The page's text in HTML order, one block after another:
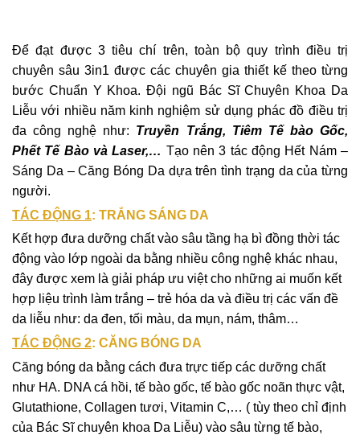
Để đạt được 3 tiêu chí trên, toàn bộ quy trình điều trị
chuyên sâu 3in1 được các chuyên gia thiết kế theo từng
bước Chuẩn Y Khoa. Đội ngũ Bác Sĩ Chuyên Khoa Da
Liễu với nhiều năm kinh nghiệm sử dụng phác đồ điều trị
đa công nghệ như: Truyền Trắng, Tiêm Tế bào Gốc,
Phết Tế Bào và Laser,… Tạo nên 3 tác động Hết Nám –
Sáng Da – Căng Bóng Da dựa trên tình trạng da của từng
người.
TÁC ĐỘNG 1: TRẮNG SÁNG DA
Kết hợp đưa dưỡng chất vào sâu tầng hạ bì đồng thời tác
động vào lớp ngoài da bằng nhiều công nghệ khác nhau,
đây được xem là giải pháp ưu việt cho những ai muốn kết
hợp liệu trình làm trắng – trẻ hóa da và điều trị các vấn đề
da liễu như: da đen, tối màu, da mụn, nám, thâm…
TÁC ĐỘNG 2: CĂNG BÓNG DA
Căng bóng da bằng cách đưa trực tiếp các dưỡng chất
như HA. DNA cá hồi, tế bào gốc, tế bào gốc noãn thực vật,
Glutathione, Collagen tươi, Vitamin C,… ( tùy theo chỉ định
của Bác Sĩ chuyên khoa Da Liễu) vào sâu từng tế bào,